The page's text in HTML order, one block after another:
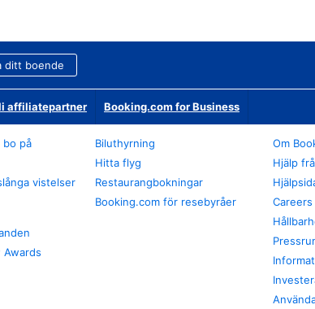
ditt boende
affiliatepartner Booking.com for Business
bo på
vistelser
Awards
Biluthyrning
Hitta flyg
Restaurangbokningar
Booking.com för resebyråer
Om
Hjälp
Careers